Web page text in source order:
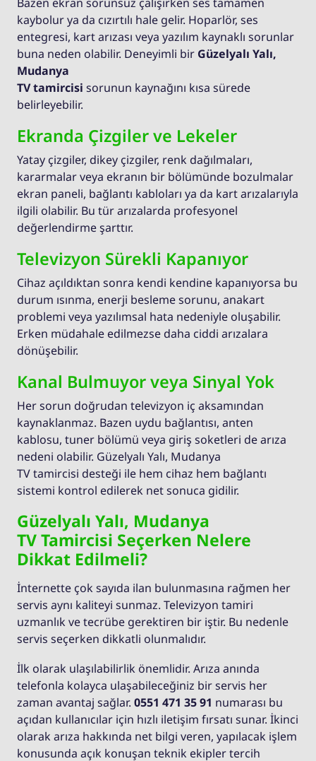
kaybolur ya da cızırtılı hale gelir. Hoparlör, ses
entegresi, kart arızası veya yazılım kaynaklı sorunlar
buna neden olabilir. Deneyimli bir Güzelyalı Yalı,
Mudanya
TV tamircisi sorunun kaynağını kısa sürede
belirleyebilir.
Ekranda Çizgiler ve Lekeler
Yatay çizgiler, dikey çizgiler, renk dağılmaları,
kararmalar veya ekranın bir bölümünde bozulmalar
ekran paneli, bağlantı kabloları ya da kart arızalarıyla
ilgili olabilir. Bu tür arızalarda profesyonel
değerlendirme şarttır.
Televizyon Sürekli Kapanıyor
Cihaz açıldıktan sonra kendi kendine kapanıyorsa bu
durum ısınma, enerji besleme sorunu, anakart
problemi veya yazılımsal hata nedeniyle oluşabilir.
Erken müdahale edilmezse daha ciddi arızalara
dönüşebilir.
Kanal Bulmuyor veya Sinyal Yok
Her sorun doğrudan televizyon iç aksamından
kaynaklanmaz. Bazen uydu bağlantısı, anten
kablosu, tuner bölümü veya giriş soketleri de arıza
nedeni olabilir. Güzelyalı Yalı, Mudanya
TV tamircisi desteği ile hem cihaz hem bağlantı
sistemi kontrol edilerek net sonuca gidilir.
Güzelyalı Yalı, Mudanya
TV Tamircisi Seçerken Nelere
Dikkat Edilmeli?
İnternette çok sayıda ilan bulunmasına rağmen her
servis aynı kaliteyi sunmaz. Televizyon tamiri
uzmanlık ve tecrübe gerektiren bir iştir. Bu nedenle
servis seçerken dikkatli olunmalıdır.
İlk olarak ulaşılabilirlik önemlidir. Arıza anında
telefonla kolayca ulaşabileceğiniz bir servis her
zaman avantaj sağlar. 0551 471 35 91 numarası bu
açıdan kullanıcılar için hızlı iletişim fırsatı sunar. İkinci
olarak arıza hakkında net bilgi veren, yapılacak işlem
konusunda açık konuşan teknik ekipler tercih